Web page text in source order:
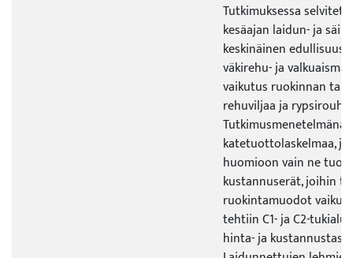
Tutkimuksessa
kesäajan laidun- ja
keskinäinen edullisuus.
väkirehu- ja
vaikutus ruokinnan
rehuviljaa ja
Tutkimusmenetelmänä
katetuottolaskelmaa,
huomioon vain ne
kustannuserät, joihin
ruokintamuodot
tehtiin C1- ja C2-
hinta- ja